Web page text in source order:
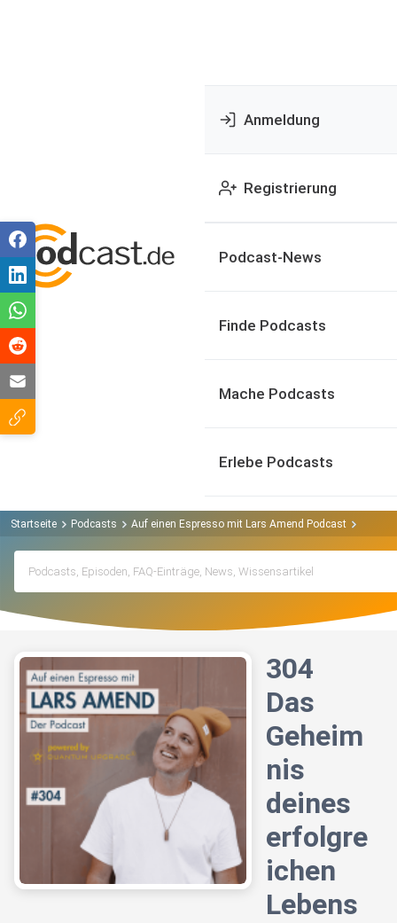
Anmeldung
Registrierung
Podcast-News
Finde Podcasts
Mache Podcasts
Erlebe Podcasts
Startseite Podcasts Auf einen Espresso mit Lars Amend Podcast
304
Das
Geheim
nis
deines
erfolgre
ichen
Lebens